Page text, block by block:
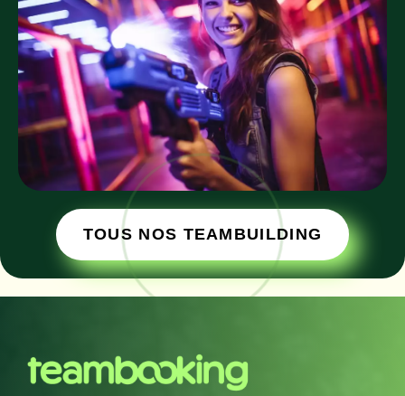
TOUS NOS TEAMBUILDING